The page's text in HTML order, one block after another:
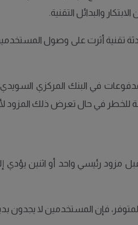
والبدائل التقنية.
للخطر في حال تعرض ذلك المزود
مزود رئيسي واحد أو اثنين يؤدي
فإن المستخدمين لا يجدون